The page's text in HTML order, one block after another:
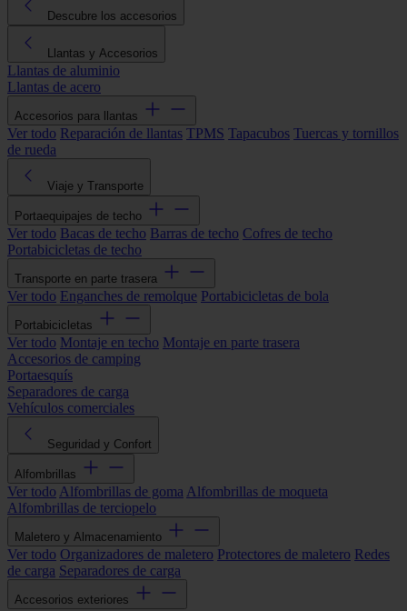
Descubre los accesorios
Llantas y Accesorios
Llantas de aluminio
Llantas de acero
Accesorios para llantas
Ver todo Reparación de llantas TPMS Tapacubos Tuercas y tornillos
de rueda
Viaje y Transporte
Portaequipajes de techo
Ver todo Bacas de techo Barras de techo Cofres de techo
Portabicicletas de techo
Transporte en parte trasera
Ver todo Enganches de remolque Portabicicletas de bola
Portabicicletas
Ver todo Montaje en techo Montaje en parte trasera
Accesorios de camping
Portaesquís
Separadores de carga
Vehículos comerciales
Seguridad y Confort
Alfombrillas
Ver todo Alfombrillas de goma Alfombrillas de moqueta
Alfombrillas de terciopelo
Maletero y Almacenamiento
Ver todo Organizadores de maletero Protectores de maletero Redes
de carga Separadores de carga
Accesorios exteriores